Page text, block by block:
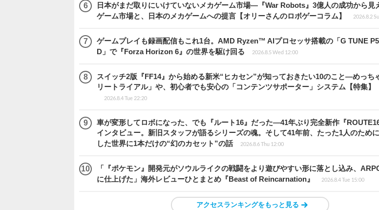
日本がまだ取りにいけていないメカゲーム市場―『War Robots』3億人の成功から見
ゲーム市場と、日本のメカゲームへの提言【オリーさんのロボゲーコラム】
2026.8.2
ゲームプレイも録画配信もこれ1台。AMD Ryzen™ AIプロセッサ搭載の「G TUNE
D」で『Forza Horizon 6』の世界を駆け回る
2026.8.5 Wed 12:00
スイッチ2版『FF14』から始める新米“ヒカセン”が知っておきたい10のこと―めっち
リートライアル」や、初心者でも安心の「コンテンツサポーター」システム【特集】
2026.8.4 Tue 22:20
車が変形してロボになった、でも『ルート16』だった―41年ぶり完全新作『
インタビュー。新旧スタッフが語るシリーズの魂。そして41年前、たった1人のため
した世界に1本だけの“幻のカセット”の話
2026.8.6 Thu 12:00
「『ポケモン』開発元がソウルライクの戦闘をより遊びやすい形に落とし込み、
に仕上げた」海外レビューひとまとめ『Beast of Reincarnation』
2026.8.4 Tue 15:00
アクセスランキングをもっと見る